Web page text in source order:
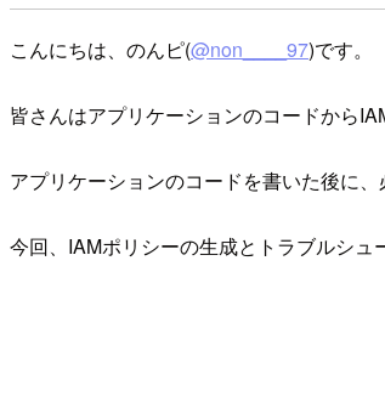
こんにちは、のんピ(@non____97)です。
皆さんはアプリケーションのコードから
アプリケーションのコードを書いた後に
今回、IAMポリシーの生成とトラブルシュ